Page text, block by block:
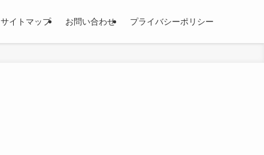
サイトマップ お問い合わせ プライバシーポリシー